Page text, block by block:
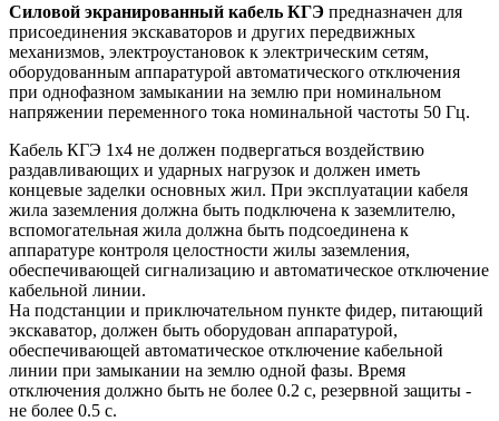
Силовой экранированный кабель КГЭ предназначен для
присоединения экскаваторов и других передвижных
механизмов, электроустановок к электрическим сетям,
оборудованным аппаратурой автоматического отключения
при однофазном замыкании на землю при номинальном
напряжении переменного тока номинальной частоты 50 Гц.
Кабель КГЭ 1х4 не должен подвергаться воздействию
раздавливающих и ударных нагрузок и должен иметь
концевые заделки основных жил. При эксплуатации кабеля
жила заземления должна быть подключена к заземлителю,
вспомогательная жила должна быть подсоединена к
аппаратуре контроля целостности жилы заземления,
обеспечивающей сигнализацию и автоматическое отключение
кабельной линии.
На подстанции и приключательном пункте фидер, питающий
экскаватор, должен быть оборудован аппаратурой,
обеспечивающей автоматическое отключение кабельной
линии при замыкании на землю одной фазы. Время
отключения должно быть не более 0.2 с, резервной защиты -
не более 0.5 с.